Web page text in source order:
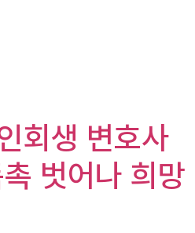
회생 변호사
벗어나 희망